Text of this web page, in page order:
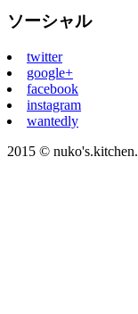
ソーシャル
twitter
google+
facebook
instagram
wantedly
2015 © nuko's.kitchen.